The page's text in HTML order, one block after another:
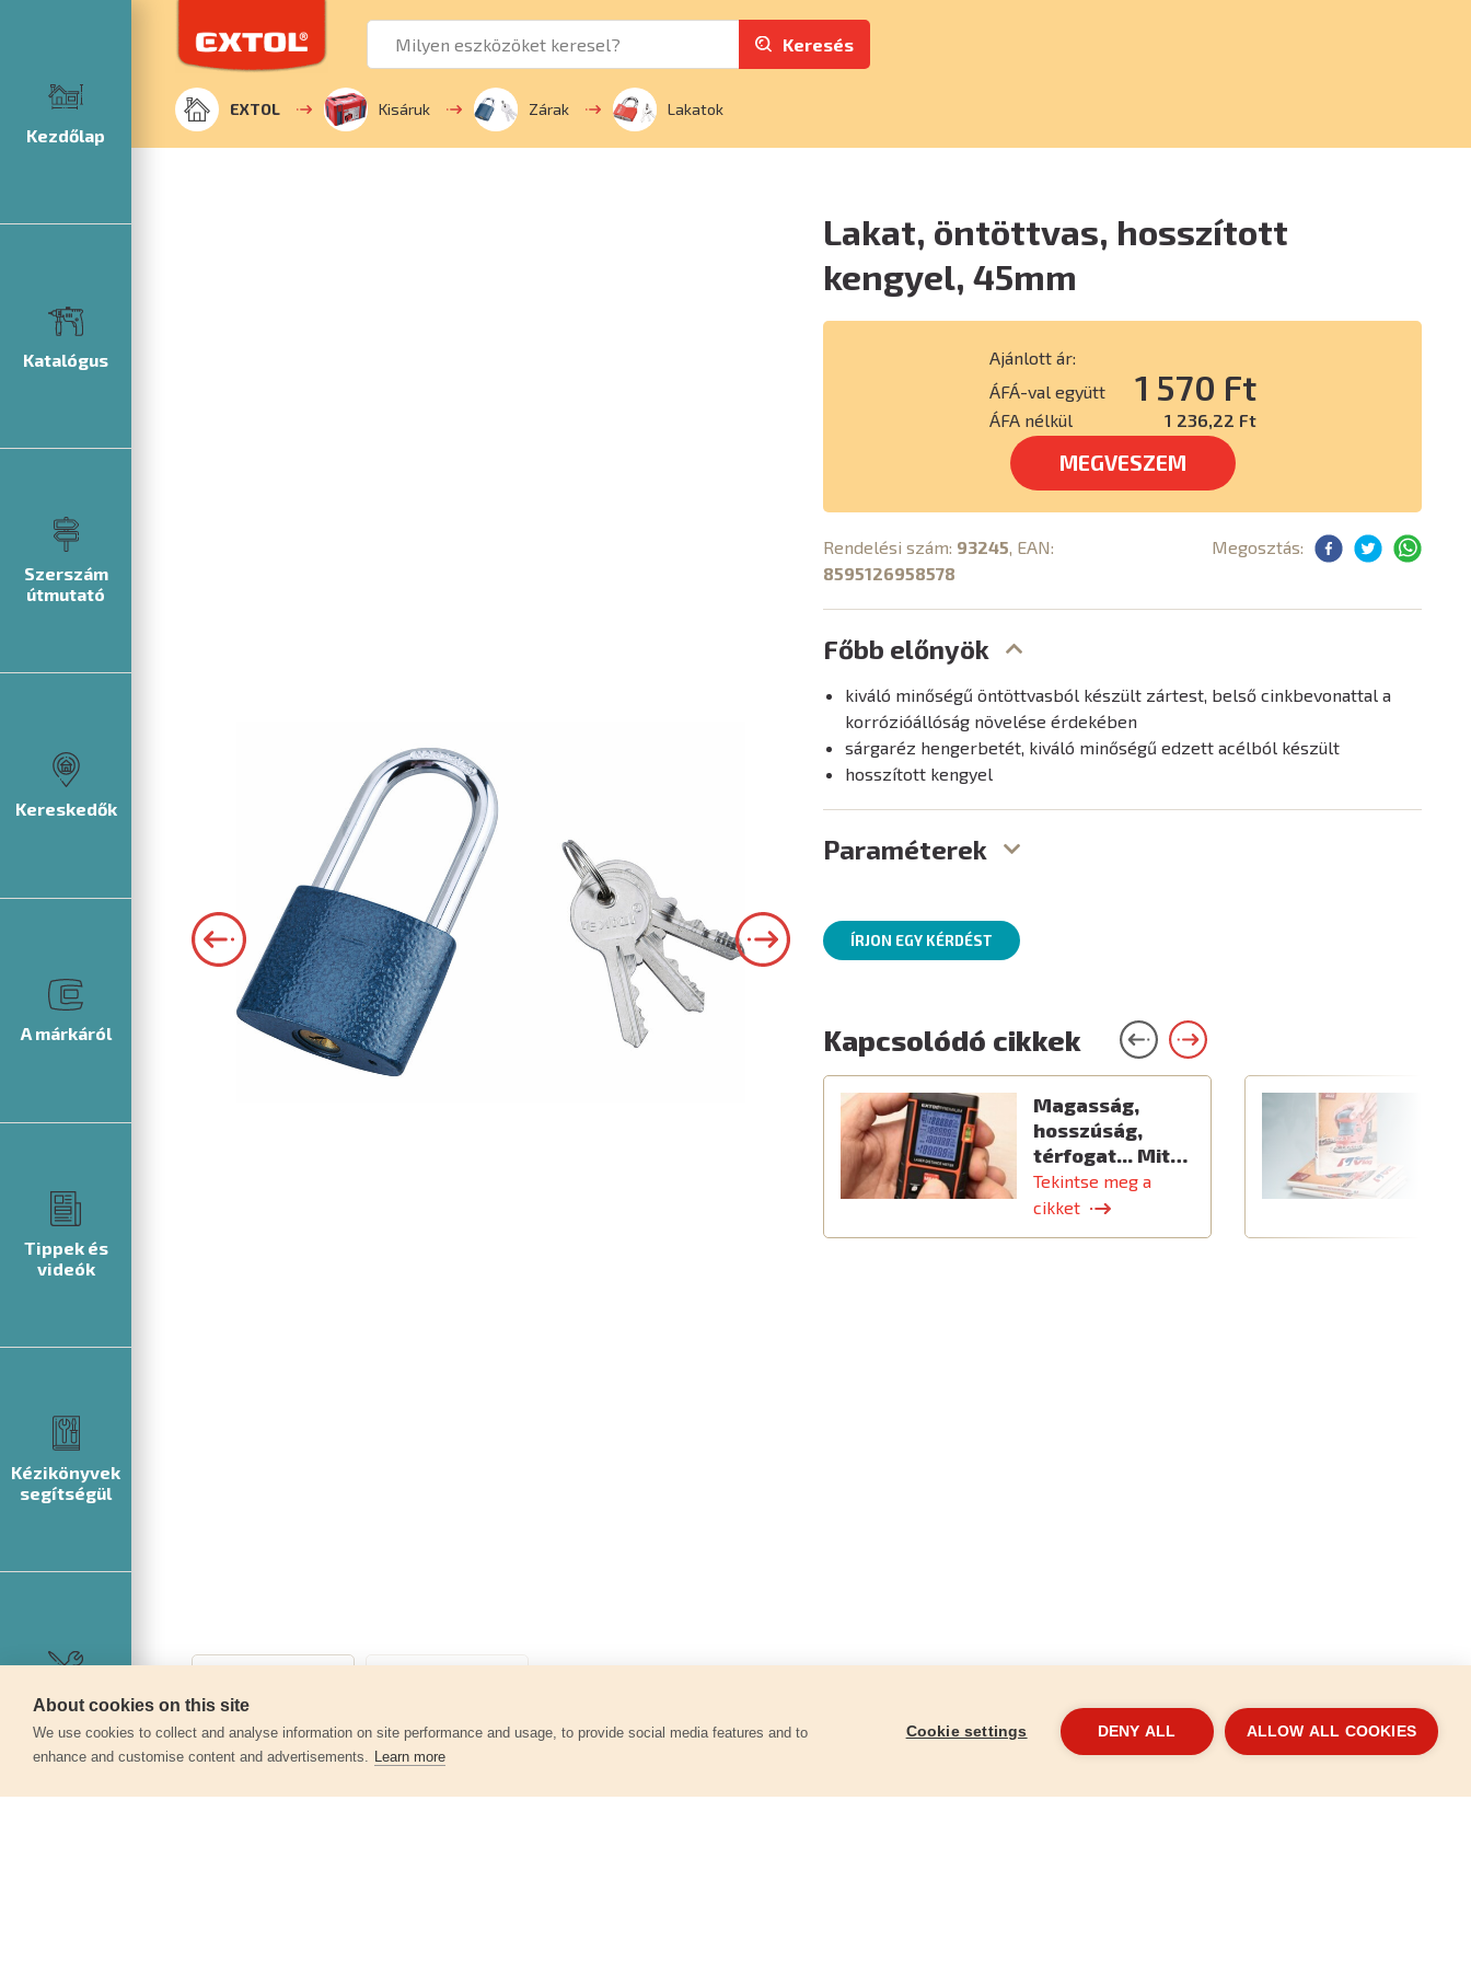
Kezdőlap
Katalógus
Szerszám
útmutató
Kereskedők
A márkáról
Tippek és
videók
Kézikönyvek
segítségül
Szerviz
Keresés
EXTOL Kisáruk Zárak Lakatok
Lakat, öntöttvas, hosszított
kengyel, 45mm
Ajánlott ár:
ÁFÁ-val együtt
1 570 Ft
ÁFA nélkül 1 236,22 Ft
MEGVESZEM
Rendelési szám: 93245, EAN:
8595126958578
Megosztás:
Főbb előnyök
kiváló minőségű öntöttvasból készült zártest, belső cinkbevonattal a
korrózióállóság növelése érdekében
sárgaréz hengerbetét, kiváló minőségű edzett acélból készült
hosszított kengyel
Paraméterek
ÍRJON EGY KÉRDÉST
Kapcsolódó cikkek
Magasság,
hosszúság,
térfogat... Mit…
Tekintse meg a
cikket
About cookies on this site
We use cookies to collect and analyse information on site performance and usage, to provide social media features and to
enhance and customise content and advertisements. Learn more
Cookie settings DENY ALL ALLOW ALL COOKIES